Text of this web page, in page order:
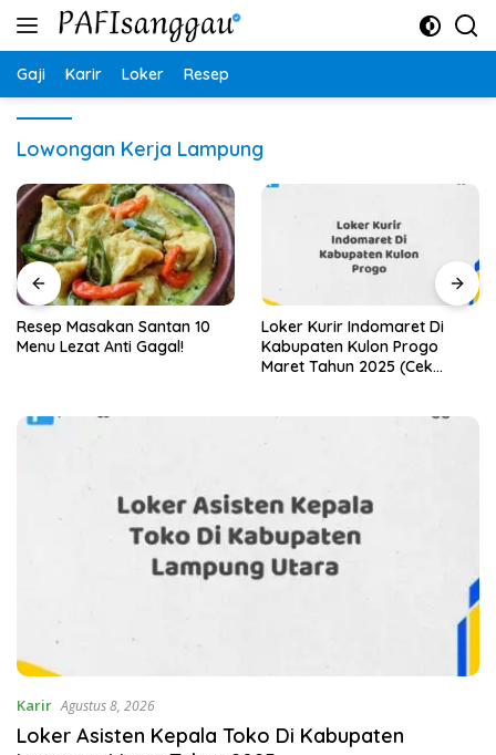
Langsung
Gaji Karir Loker Resep
Lowongan Kerja Lampung
Resep Masakan Santan 10
Menu Lezat Anti Gagal!
Loker Kurir Indomaret Di
Kabupaten Kulon Progo
Maret Tahun 2025 (Cek
Karir Agustus 8, 2026
Loker Asisten Kepala Toko Di Kabupaten